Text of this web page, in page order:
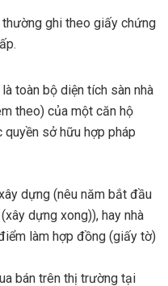
thường ghi theo giấy chứng
toàn bộ diện tích sàn nhà
theo) của một căn hộ
sở hữu hợp pháp
dựng (nêu năm bắt đầu
dựng xong)), hay nhà
làm hợp đồng (giấy tờ)
bán trên thị trường tại